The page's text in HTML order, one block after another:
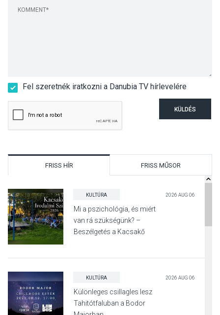
Fel szeretnék iratkozni a Danubia TV hírlevelére
KÜLDÉS
FRISS HÍR FRISS MŰSOR
KULTÚRA 2026 AUG 06
Mi a pszichológia, és miért
van rá szükségünk? –
Beszélgetés a Kacsakő
KULTÚRA 2026 AUG 06
Különleges csillagles lesz
Tahitótfaluban a Bodor